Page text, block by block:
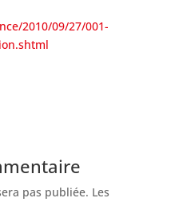
2010/09/27/001-
pas publiée. Les